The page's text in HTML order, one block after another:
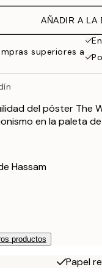
AÑADIR A LA
superiores a
del póster The
en la paleta
Hassam
productos
Papel